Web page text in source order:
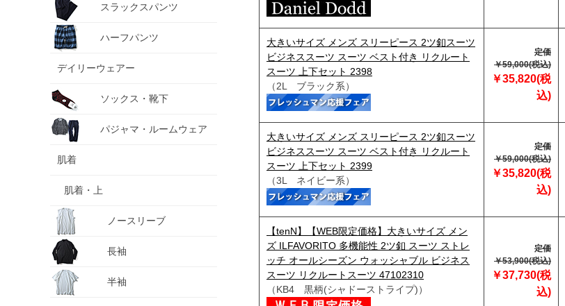
スラックスパンツ
ハーフパンツ
デイリーウェアー
ソックス・靴下
パジャマ・ルームウェア
肌着
肌着・上
ノースリーブ
長袖
半袖
大きいサイズ メンズ スリーピース 2ツ釦スーツ
ビジネススーツ スーツ ベスト付き リクルート
スーツ 上下セット 2398
（2L ブラック系）
定価
￥59,000(税込)
￥35,820(税
込)
大きいサイズ メンズ スリーピース 2ツ釦スーツ
ビジネススーツ スーツ ベスト付き リクルート
スーツ 上下セット 2399
（3L ネイビー系）
定価
￥59,000(税込)
￥35,820(税
込)
【tenN】【WEB限定価格】大きいサイズ メン
ズ ILFAVORITO 多機能性 2ツ釦 スーツ ストレ
ッチ オールシーズン ウォッシャブル ビジネス
スーツ リクルートスーツ 47102310
（KB4 黒柄(シャドーストライプ)）
定価
￥53,900(税込)
￥37,730(税
込)